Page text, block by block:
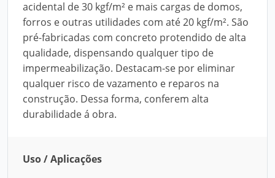
acidental de 30 kgf/m² e mais cargas de domos,
forros e outras utilidades com até 20 kgf/m². São
pré-fabricadas com concreto protendido de alta
qualidade, dispensando qualquer tipo de
impermeabilização. Destacam-se por eliminar
qualquer risco de vazamento e reparos na
construção. Dessa forma, conferem alta
durabilidade á obra.
Uso / Aplicações